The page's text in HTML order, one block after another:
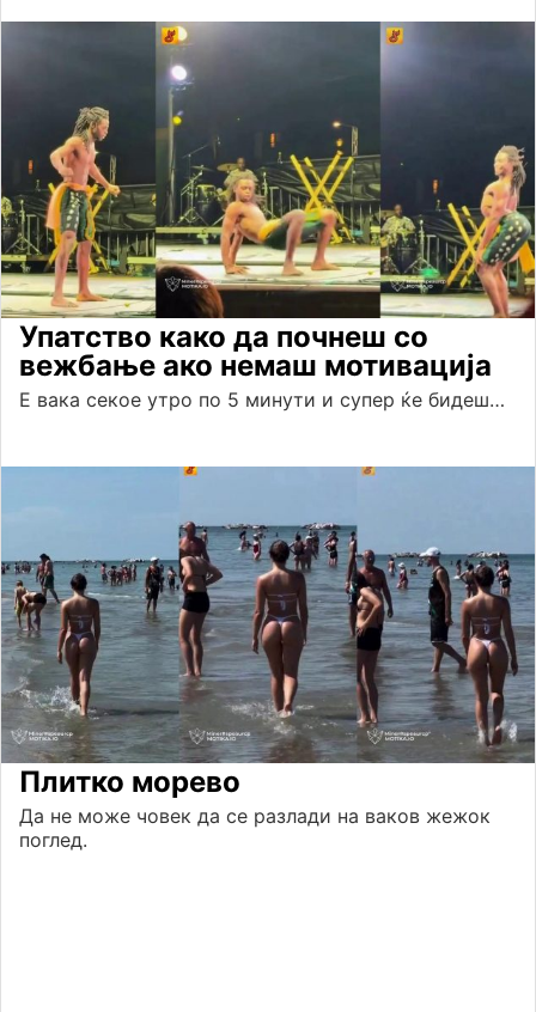
Упатство како да почнеш со
вежбање ако немаш мотивација
Е вака секое утро по 5 минути и супер ќе бидеш…
Плитко морево
Да не може човек да се разлади на ваков жежок
поглед.